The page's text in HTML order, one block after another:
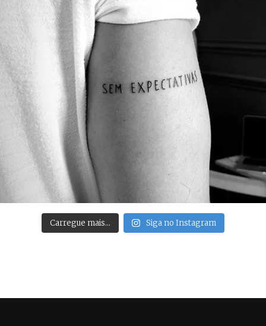
Carregue mais… Siga no Instagram